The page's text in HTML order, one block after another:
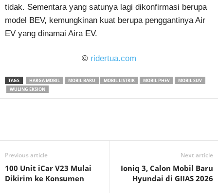
tidak. Sementara yang satunya lagi dikonfirmasi berupa
model BEV, kemungkinan kuat berupa penggantinya Air
EV yang dinamai Aira EV.
© ridertua.com
TAGS HARGA MOBIL MOBIL BARU MOBIL LISTRIK MOBIL PHEV
MOBIL SUV
WULING EKSION
Previous article
100 Unit iCar V23 Mulai
Dikirim ke Konsumen
Next article
Ioniq 3, Calon Mobil Baru
Hyundai di GIIAS 2026